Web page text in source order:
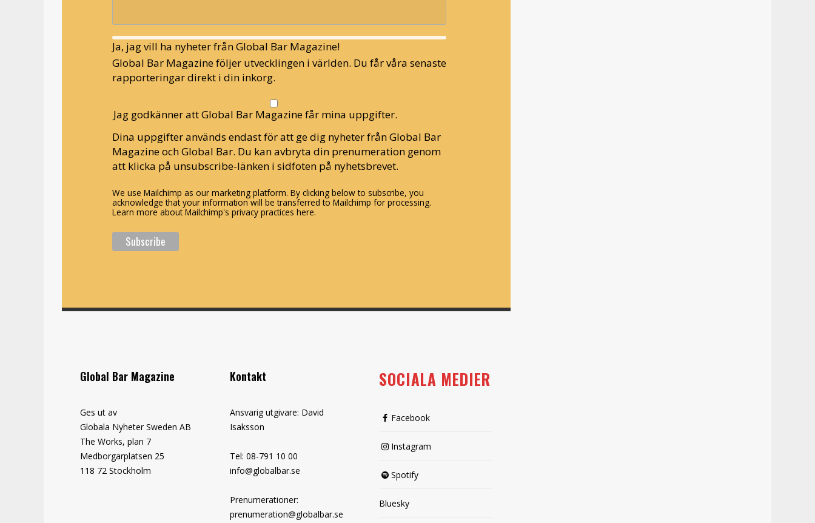
Ja, jag vill ha nyheter från Global Bar Magazine!
Global Bar Magazine följer utvecklingen i världen. Du får våra senaste
rapporteringar direkt i din inkorg.
Jag godkänner att Global Bar Magazine får mina uppgifter.
Dina uppgifter används endast för att ge dig nyheter från Global Bar
Magazine och Global Bar. Du kan avbryta din prenumeration genom
att klicka på unsubscribe-länken i sidfoten på nyhetsbrevet.
We use Mailchimp as our marketing platform. By clicking below to subscribe, you
acknowledge that your information will be transferred to Mailchimp for processing.
Learn more about Mailchimp's privacy practices here.
Global Bar Magazine
Ges ut av
Globala Nyheter Sweden AB
The Works, plan 7
Medborgarplatsen 25
118 72 Stockholm
Kontakt
Ansvarig utgivare: David
Isaksson
Tel: 08-791 10 00
info@globalbar.se
Prenumerationer:
prenumeration@globalbar.se
SOCIALA MEDIER
Facebook
Instagram
Spotify
Bluesky